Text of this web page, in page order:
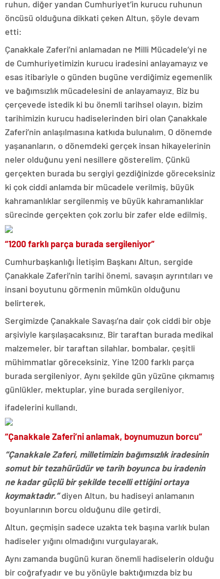
ruhun, diğer yandan Cumhuriyet’in kurucu ruhunun
öncüsü olduğuna dikkati çeken Altun, şöyle devam
etti:
Çanakkale Zaferi’ni anlamadan ne Milli Mücadele’yi ne
de Cumhuriyetimizin kurucu iradesini anlayamayız ve
esas itibariyle o günden bugüne verdiğimiz egemenlik
ve bağımsızlık mücadelesini de anlayamayız. Biz bu
çerçevede istedik ki bu önemli tarihsel olayın, bizim
tarihimizin kurucu hadiselerinden biri olan Çanakkale
Zaferi’nin anlaşılmasına katkıda bulunalım. O dönemde
yaşananların, o dönemdeki gerçek insan hikayelerinin
neler olduğunu yeni nesillere gösterelim. Çünkü
gerçekten burada bu sergiyi gezdiğinizde göreceksiniz
ki çok ciddi anlamda bir mücadele verilmiş, büyük
kahramanlıklar sergilenmiş ve büyük kahramanlıklar
sürecinde gerçekten çok zorlu bir zafer elde edilmiş.
“1200 farklı parça burada sergileniyor”
Cumhurbaşkanlığı İletişim Başkanı Altun, sergide
Çanakkale Zaferi’nin tarihi önemi, savaşın ayrıntıları ve
insani boyutunu görmenin mümkün olduğunu
belirterek,
Sergimizde Çanakkale Savaşı’na dair çok ciddi bir obje
arşiviyle karşılaşacaksınız. Bir taraftan burada medikal
malzemeler, bir taraftan silahlar, bombalar, çeşitli
mühimmatlar göreceksiniz. Yine 1200 farklı parça
burada sergileniyor. Aynı şekilde gün yüzüne çıkmamış
günlükler, mektuplar, yine burada sergileniyor.
ifadelerini kullandı.
“Çanakkale Zaferi’ni anlamak, boynumuzun borcu”
“Çanakkale Zaferi, milletimizin bağımsızlık iradesinin
somut bir tezahürüdür ve tarih boyunca bu iradenin
ne kadar güçlü bir şekilde tecelli ettiğini ortaya
koymaktadır.”diyen Altun, bu hadiseyi anlamanın
boyunlarının borcu olduğunu dile getirdi.
Altun, geçmişin sadece uzakta tek başına varlık bulan
hadiseler yığını olmadığını vurgulayarak,
Aynı zamanda bugünü kuran önemli hadiselerin olduğu
bir coğrafyadır ve bu yönüyle baktığımızda biz bu